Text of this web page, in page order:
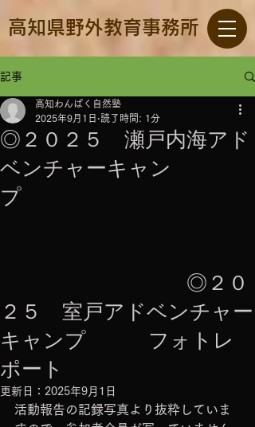
高知県野外教育事務所
記事
◎２０２５ 瀬戸内海アド
ベンチャーキャン
プ
◎２０
２５ 室戸アドベンチャー
キャンプ フォトレ
ポート
高知わんぱく自然塾
2025年9月1日 読了時間: 1分
更新日： 2025年9月1日
活動報告の記録写真より抜粋していま